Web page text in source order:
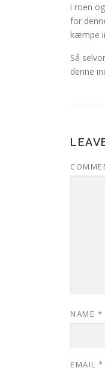
i roen
for
kæmpe
Så
denne
NAME *
EMAIL *